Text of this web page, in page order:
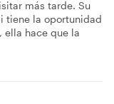
más tarde. Su
tiene la oportunidad
ella hace que la